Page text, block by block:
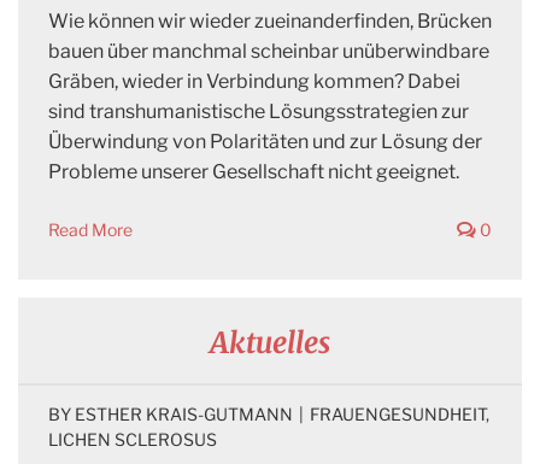
Wie können wir wieder zueinanderfinden, Brücken
bauen über manchmal scheinbar unüberwindbare
Gräben, wieder in Verbindung kommen? Dabei
sind transhumanistische Lösungsstrategien zur
Überwindung von Polaritäten und zur Lösung der
Probleme unserer Gesellschaft nicht geeignet.
Read More 0
Aktuelles
BY ESTHER KRAIS-GUTMANN FRAUENGESUNDHEIT
LICHEN SCLEROSUS